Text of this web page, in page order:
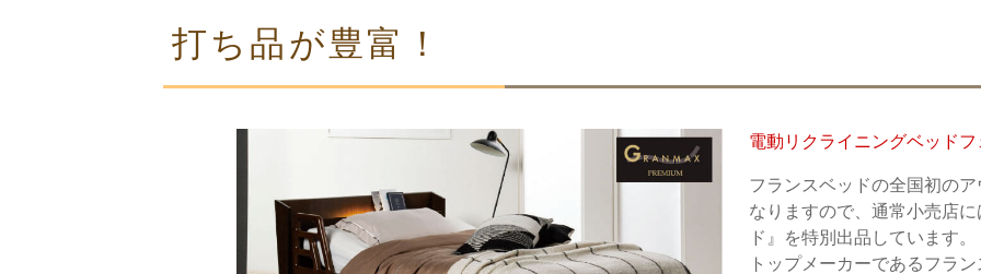
打ち品が豊富！
電動リクライニングベッドフ
フランスベッドの全国初の
なりますので、通常小売店
ド』を特別出品しています。
トップメーカーであるフラ